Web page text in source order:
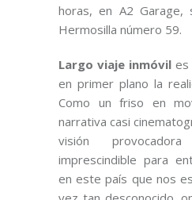
horas, en A2 Garage,
Hermosilla número 59.
Largo viaje inmóvil es
en primer plano la
Como un friso en
narrativa casi
visión
imprescindible para
en este país que nos